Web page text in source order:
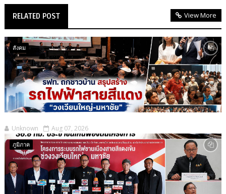
RELATED POST View More
สังคม
Unknown Aug 07, 2026
ภูมิภาค